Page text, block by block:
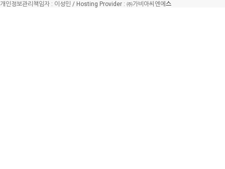
개인정보관리책임자 : 이성민 / Hosting Provider : ㈜가비아씨엔에 스